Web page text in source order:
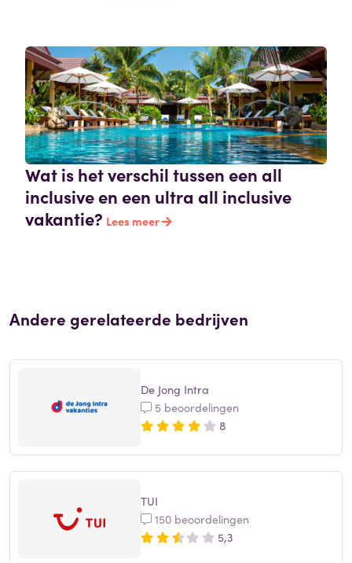
Wat is het verschil tussen een all
inclusive en een ultra all inclusive
vakantie? Lees meer
Andere gerelateerde bedrijven
De Jong Intra
5 beoordelingen
8
TUI
150 beoordelingen
5,3